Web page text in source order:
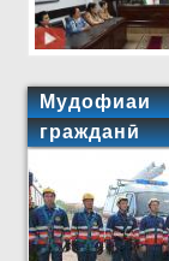
Мудофиаи
гражданӣ